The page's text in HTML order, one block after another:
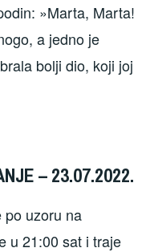
»Marta, Marta!
a jedno je
bolji dio, koji joj
– 23.07.2022.
po uzoru na
u 21:00 sat i traje